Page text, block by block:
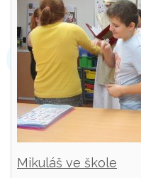
Mikuláš ve škole